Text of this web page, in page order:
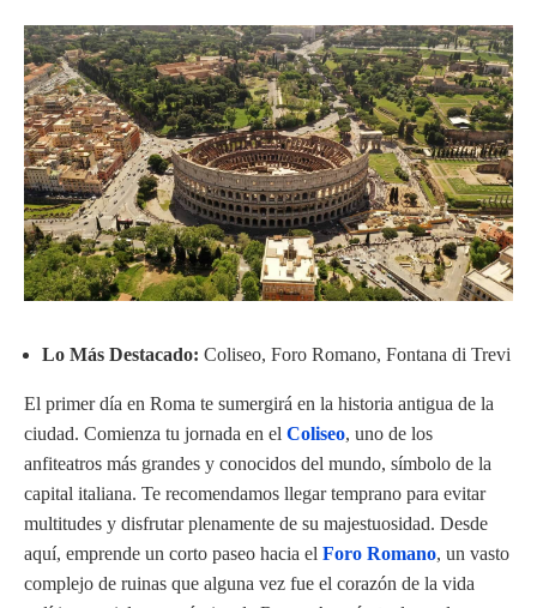
Lo Más Destacado: Coliseo, Foro Romano, Fontana di Trevi
El primer día en Roma te sumergirá en la historia antigua de la
ciudad. Comienza tu jornada en el Coliseo, uno de los
anfiteatros más grandes y conocidos del mundo, símbolo de la
capital italiana. Te recomendamos llegar temprano para evitar
multitudes y disfrutar plenamente de su majestuosidad. Desde
aquí, emprende un corto paseo hacia el Foro Romano, un vasto
complejo de ruinas que alguna vez fue el corazón de la vida